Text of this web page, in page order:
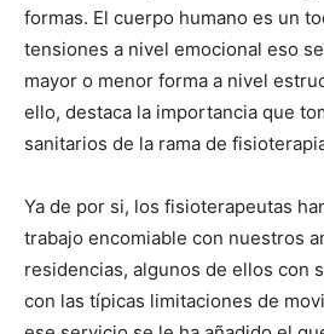
formas. El cuerpo humano es un
tensiones a nivel emocional eso
mayor o menor forma a nivel
ello, destaca la importancia que
sanitarios de la rama de
Ya de por si, los fisioterapeutas
trabajo encomiable con nuestros
residencias, algunos de ellos con
con las típicas limitaciones de